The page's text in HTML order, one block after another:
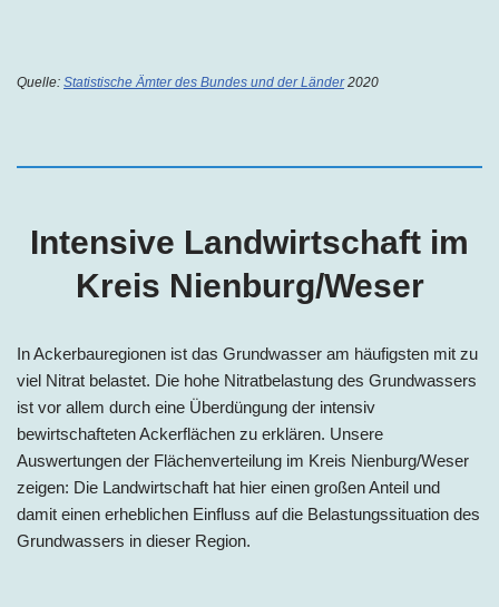
Quelle: Statistische Ämter des Bundes und der Länder2020
Intensive Landwirtschaft im
Kreis Nienburg/Weser
In Ackerbauregionen ist das Grundwasser am häufigsten mit zu
viel Nitrat belastet. Die hohe Nitratbelastung des Grundwassers
ist vor allem durch eine Überdüngung der intensiv
bewirtschafteten Ackerflächen zu erklären. Unsere
Auswertungen der Flächenverteilung im Kreis Nienburg/Weser
zeigen: Die Landwirtschaft hat hier einen großen Anteil und
damit einen erheblichen Einfluss auf die Belastungssituation des
Grundwassers in dieser Region.